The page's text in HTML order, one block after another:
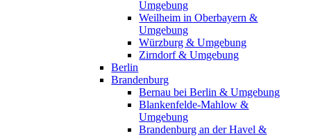
Umgebung
Weilheim in Oberbayern &
Umgebung
Würzburg & Umgebung
Zirndorf & Umgebung
Berlin
Brandenburg
Bernau bei Berlin & Umgebung
Blankenfelde-Mahlow &
Umgebung
Brandenburg an der Havel &